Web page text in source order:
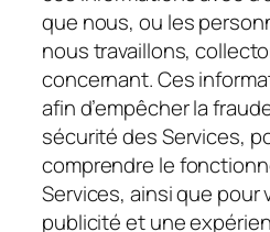
que nous, ou les
nous travaillons,
concernant. Ces
afin d’empêcher la
sécurité des Services,
comprendre le
Services, ainsi que pour
publicité et une